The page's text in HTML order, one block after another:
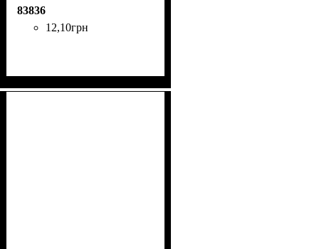
83836
12,10грн